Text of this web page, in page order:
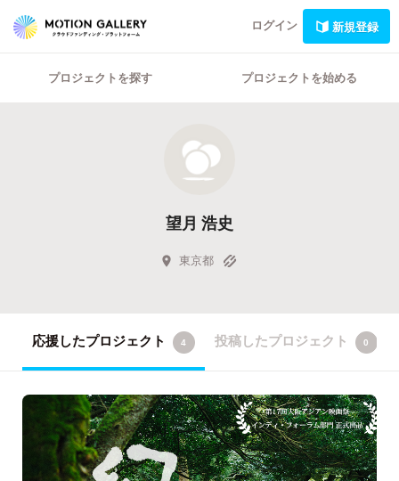
ログイン 新規登録
プロジェクトを探す プロジェクトを始める
望月 浩史
東京都
応援したプロジェクト 4 投稿したプロジェクト 0